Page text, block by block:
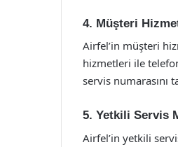
4. Müşteri
Airfel’in müşteri
hizmetleri ile
servis numarasını
5. Yetkili Servis
Airfel’in yetkili